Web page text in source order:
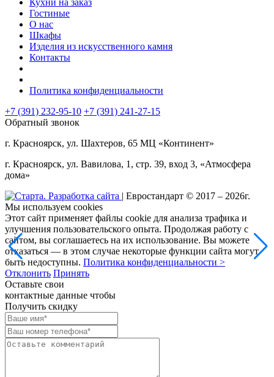
Кухни на заказ
Гостиные
О нас
Шкафы
Изделия из искусственного камня
Контакты
Политика конфиденциальности
+7 (391) 232-95-10 +7 (391) 241-27-15
Обратный звонок
г. Красноярск, ул. Шахтеров, 65 МЦ «Континент»
г. Красноярск, ул. Вавилова, 1, стр. 39, вход 3, «Атмосфера
дома»
| Евростандарт © 2017 – 2026г.
Мы используем cookies
Этот сайт применяет файлы cookie для анализа трафика и
улучшения пользовательского опыта. Продолжая работу с
сайтом, вы соглашаетесь на их использование. Вы можете
отказаться — в этом случае некоторые функции сайта могут
быть недоступны. Политика конфиденциальности >
Отклонить Принять
Оставьте свои
контактные данные чтобы
Получить скидку